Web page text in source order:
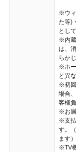
※ウィ
た等)
とし
※内蔵
は、
らか
※ホー
と異
※初回
場合
客様
※お届
※支払
す。
ます）
※TV